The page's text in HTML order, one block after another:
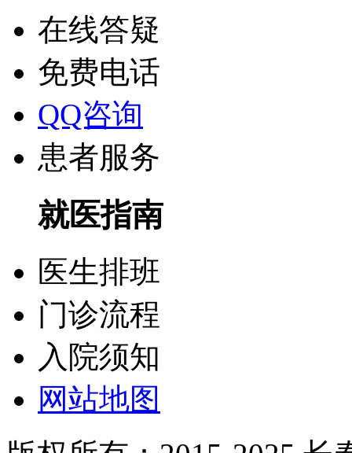
在线答疑
免费电话
QQ咨询
患者服务
就医指南
医生排班
门诊流程
入院须知
网站地图